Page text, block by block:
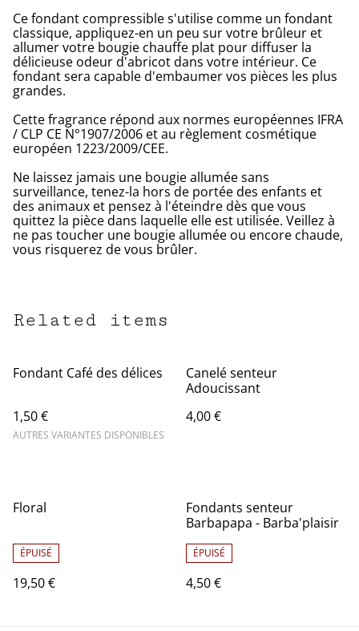
Ce fondant compressible s'utilise comme un fondant
classique, appliquez-en un peu sur votre brûleur et
allumer votre bougie chauffe plat pour diffuser la
délicieuse odeur d'abricot dans votre intérieur. Ce
fondant sera capable d'embaumer vos pièces les plus
grandes.
Cette fragrance répond aux normes européennes IFRA
/ CLP CE N°1907/2006 et au règlement cosmétique
européen 1223/2009/CEE.
Ne laissez jamais une bougie allumée sans
surveillance, tenez-la hors de portée des enfants et
des animaux et pensez à l'éteindre dès que vous
quittez la pièce dans laquelle elle est utilisée. Veillez à
ne pas toucher une bougie allumée ou encore chaude,
vous risquerez de vous brûler.
Related items
Fondant Café des délices
1,50 €
AUTRES VARIANTES DISPONIBLES
Canelé senteur
Adoucissant
4,00 €
Floral
ÉPUISÉ
19,50 €
Fondants senteur
Barbapapa - Barba'plaisir
ÉPUISÉ
4,50 €